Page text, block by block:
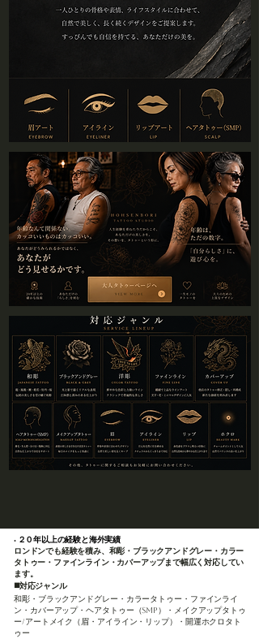
■ ２０年以上の経験と海外実績
ロンドンでも経験を積み、和彫・ブラックアンドグレー・カラー
タトゥー・ファインライン・カバーアップまで幅広く対応してい
ます。
◼️対応ジャンル
和彫・ブラックアンドグレー・カラータトゥー・ファインライ
ン・カバーアップ・ヘアタトゥー（SMP）・メイクアップタトゥ
ー/アートメイク（眉・アイライン・リップ）・開運ホクロタト
ゥー